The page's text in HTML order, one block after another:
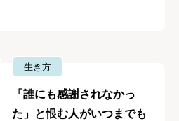
生き方
「誰にも感謝されなかっ
た」と恨む人がいつまでも